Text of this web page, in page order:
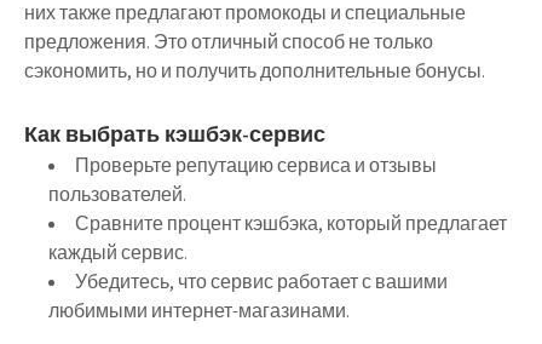
них также предлагают промокоды и специальные
предложения. Это отличный способ не только
сэкономить, но и получить дополнительные бонусы.
Как выбрать кэшбэк-сервис
Проверьте репутацию сервиса и отзывы
пользователей.
Сравните процент кэшбэка, который предлагает
каждый сервис.
Убедитесь, что сервис работает с вашими
любимыми интернет-магазинами.